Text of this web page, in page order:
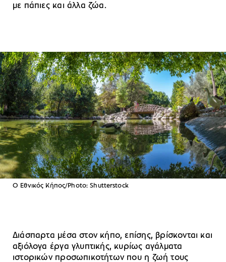
με πάπιες και άλλα ζώα.
O Εθνικός Κήπος/Photo: Shutterstock
Διάσπαρτα μέσα στον κήπο, επίσης, βρίσκονται και
αξιόλογα έργα γλυπτικής, κυρίως αγάλματα
ιστορικών προσωπικοτήτων που η ζωή τους